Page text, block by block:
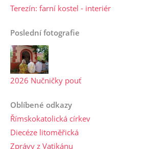
Terezín: farní kostel - interiér
Poslední fotografie
2026 Nučničky pouť
Oblíbené odkazy
Římskokatolická církev
Diecéze litoměřická
Zprávy z Vatikánu